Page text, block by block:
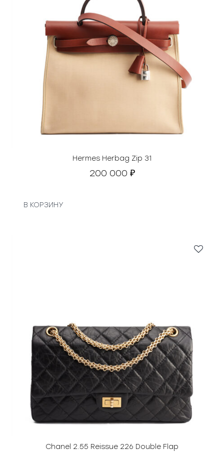
Hermes Herbag Zip 31
200 000 ₽
В КОРЗИНУ
Chanel 2.55 Reissue 226 Double Flap